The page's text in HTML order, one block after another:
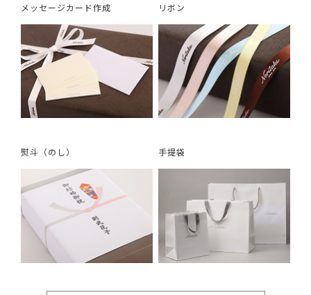
メッセージカード作成 リボン
熨斗（のし） 手提袋